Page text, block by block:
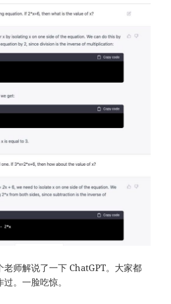
老师解说了一下 ChatGPT。大家都
。一脸吃惊。